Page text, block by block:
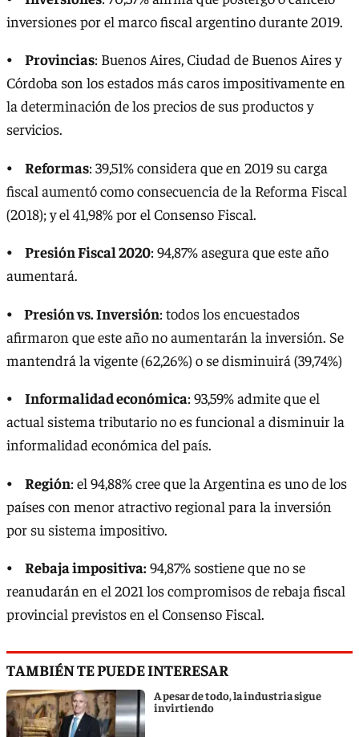
inversiones por el marco fiscal argentino durante 2019.
⦁ Provincias: Buenos Aires, Ciudad de Buenos Aires y
Córdoba son los estados más caros impositivamente en
la determinación de los precios de sus productos y
servicios.
⦁ Reformas: 39,51% considera que en 2019 su carga
fiscal aumentó como consecuencia de la Reforma Fiscal
(2018); y el 41,98% por el Consenso Fiscal.
⦁ Presión Fiscal 2020: 94,87% asegura que este año
aumentará.
⦁ Presión vs. Inversión: todos los encuestados
afirmaron que este año no aumentarán la inversión. Se
mantendrá la vigente (62,26%) o se disminuirá (39,74%)
⦁ Informalidad económica: 93,59% admite que el
actual sistema tributario no es funcional a disminuir la
informalidad económica del país.
⦁ Región: el 94,88% cree que la Argentina es uno de los
países con menor atractivo regional para la inversión
por su sistema impositivo.
⦁ Rebaja impositiva:94,87% sostiene que no se
reanudarán en el 2021 los compromisos de rebaja fiscal
provincial previstos en el Consenso Fiscal.
TAMBIÉN TE PUEDE INTERESAR
A pesar de todo, la industria sigue
invirtiendo